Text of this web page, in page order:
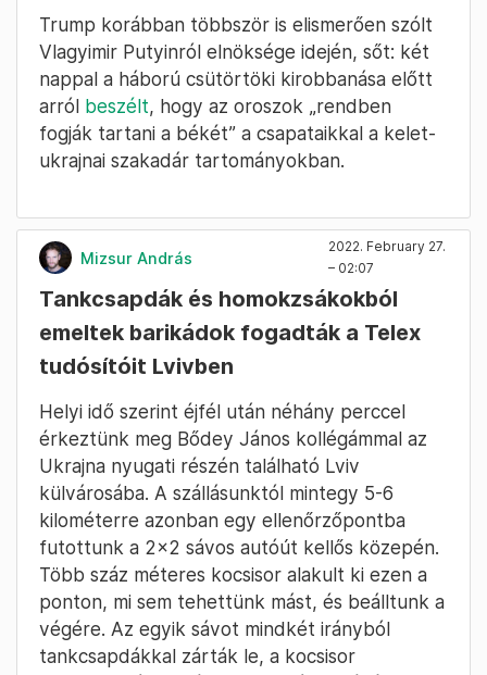
szankcionáltatok már az elmúlt 25
évben is. Szóval most elfoglalhatok
minden országot, mert csak
szankciókat kapok? Szóval nem
tépnek majd darabokra, legalábbis
pszichológiailag?« A probléma nem az,
hogy Putyin okos, mert hát persze
hogy a mi vezetőink hülyék.”
Trump korábban többször is elismerően szólt
Vlagyimir Putyinról elnöksége idején, sőt: két
nappal a háború csütörtöki kirobbanása előtt
arrólbeszélt , hogy az oroszok „rendben
ukrajnai szakadár tartományokban.
Mizsur András
2022. February 27.
– 02:07
Tankcsapdák és homokzsákokból
emeltek barikádok fogadták a Telex
tudósítóit Lvivben
Helyi idő szerint éjfél után néhány perccel